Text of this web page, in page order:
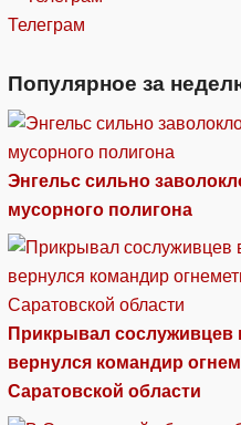
Телеграм
Популярное за
Энгельс сильно
мусорного полигона
Прикрывал
вернулся командир
Саратовской области